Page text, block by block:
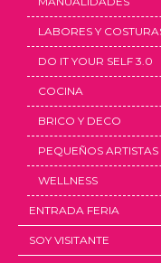
LABORES Y
DO IT YOUR SELF 3.0
COCINA
BRICO Y DECO
PEQUEÑOS ARTISTAS
WELLNESS
ENTRADA FERIA
SOY VISITANTE